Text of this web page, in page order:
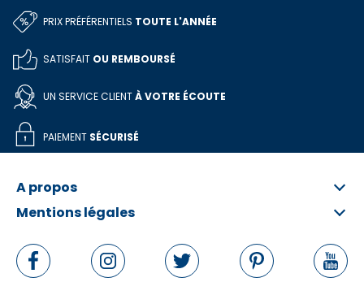
PRIX PRÉFÉRENTIELS TOUTE L'ANNÉE
SATISFAIT OU REMBOURSÉ
UN SERVICE CLIENTÀ VOTRE ÉCOUTE
PAIEMENT SÉCURISÉ
A propos
Qui sommes-nous ?
Contactez-nous
Rétractation en ligne
Mentions légales
Conditions Générales
Politique de données personnelles